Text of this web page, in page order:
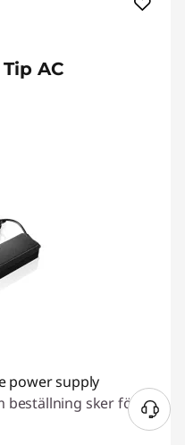
AC
power supply
beställning sker före